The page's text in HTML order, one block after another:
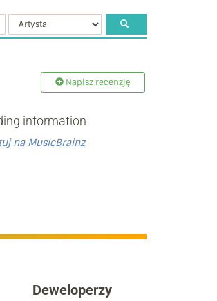
Napisz recenzję
information
na MusicBrainz
Deweloperzy